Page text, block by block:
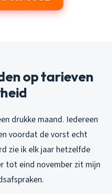
op tarieven
drukke maand. Iedereen
voordat de vorst echt
zie ik elk jaar hetzelfde
tot eind november zit mijn